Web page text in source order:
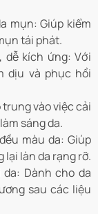
mụn: Giúp kiểm
tái phát.
dễ kích ứng: Với
dịu và phục hồi
vào việc cải
sáng da.
màu da: Giúp
làn da rạng rỡ.
Dành cho da
sau các liệu